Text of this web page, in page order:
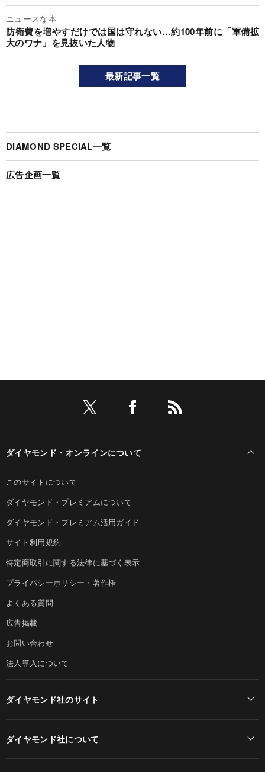
ニュースな本
防衛費を増やすだけでは国は守れない…約100年前に「軍備拡
大のワナ」を見抜いた人物
最新記事一覧
DIAMOND SPECIAL一覧
広告企画一覧
ダイヤモンド・オンラインについて
このサイトについて
ダイヤモンド・プレミアムについて
ダイヤモンド・プレミアム活用ガイド
サイト利用規約
特定商取引に関する法律に基づく表示
プライバシーポリシー・著作権
よくある質問
広告掲載
お問い合わせ
法人導入について
ダイヤモンド社のサイト
ダイヤモンド社について